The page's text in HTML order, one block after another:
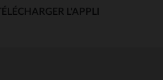
TÉLÉCHARGER L'APPLI